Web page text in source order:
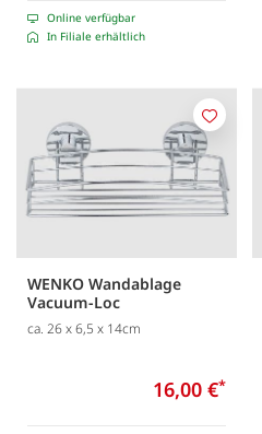
Online verfügbar
In Filiale erhältlich
WENKO Wandablage
Vacuum-Loc
ca. 26 x 6,5 x 14cm
16,00 €*
Merken